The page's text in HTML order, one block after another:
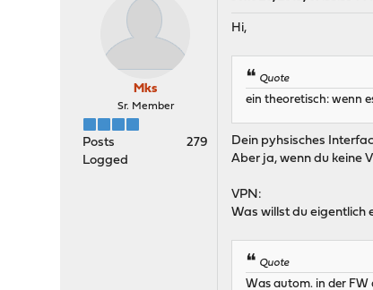
Mks
Sr. Member
Posts
279
Logged
Hi,
Quote
ein theoretisch: wenn
Dein pyhsisches
Aber ja, wenn du keine
VPN:
Was willst du eigentlich
Quote
Was autom. in der FW